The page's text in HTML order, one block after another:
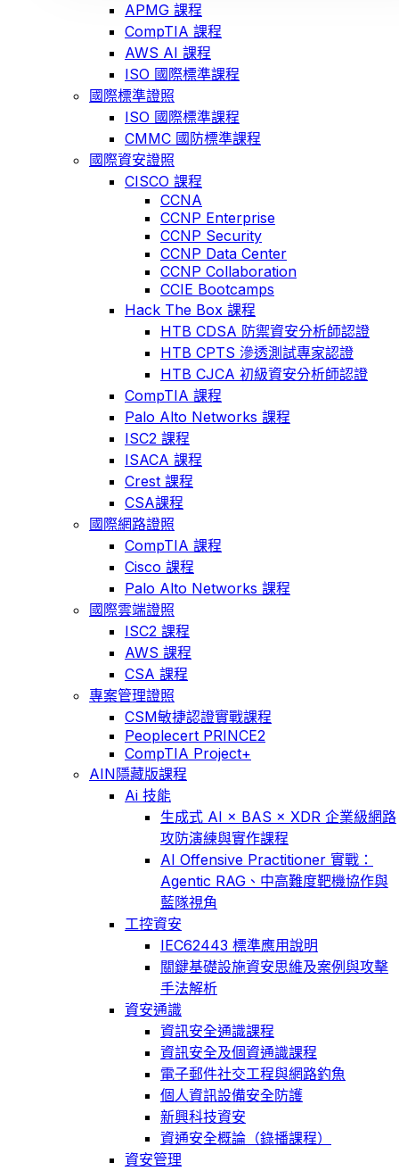
APMG 課程
CompTIA 課程
AWS AI 課程
ISO 國際標準課程
國際標準證照
ISO 國際標準課程
CMMC 國防標準課程
國際資安證照
CISCO 課程
CCNA
CCNP Enterprise
CCNP Security
CCNP Data Center
CCNP Collaboration
CCIE Bootcamps
Hack The Box 課程
HTB CDSA 防禦資安分析師認證
HTB CPTS 滲透測試專家認證
HTB CJCA 初級資安分析師認證
CompTIA 課程
Palo Alto Networks 課程
ISC2 課程
ISACA 課程
Crest 課程
CSA課程
國際網路證照
CompTIA 課程
Cisco 課程
Palo Alto Networks 課程
國際雲端證照
ISC2 課程
AWS 課程
CSA 課程
專案管理證照
CSM敏捷認證實戰課程
Peoplecert PRINCE2
CompTIA Project+
AIN隱藏版課程
Ai 技能
生成式 AI × BAS × XDR 企業級網路
攻防演練與實作課程
AI Offensive Practitioner 實戰：
Agentic RAG、中高難度靶機協作與
藍隊視角
工控資安
IEC62443 標準應用說明
關鍵基礎設施資安思維及案例與攻擊
手法解析
資安通識
資訊安全通識課程
資訊安全及個資通識課程
電子郵件社交工程與網路釣魚
個人資訊設備安全防護
新興科技資安
資通安全概論（錄播課程）
資安管理